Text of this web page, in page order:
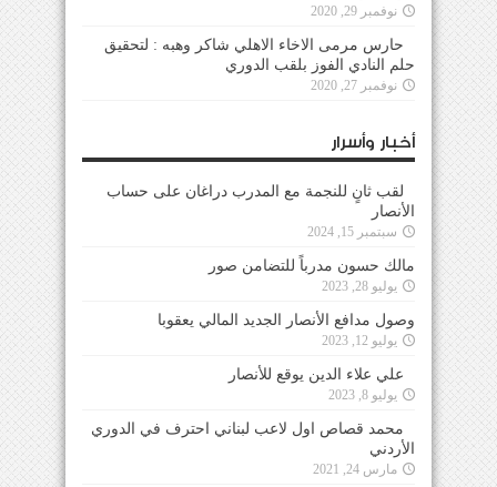
نوفمبر 29, 2020
حارس مرمى الاخاء الاهلي شاكر وهبه : لتحقيق
حلم النادي الفوز بلقب الدوري
نوفمبر 27, 2020
أخبار وأسرار
لقب ثانٍ للنجمة مع المدرب دراغان على حساب
الأنصار
سبتمبر 15, 2024
مالك حسون مدرباً للتضامن صور
يوليو 28, 2023
وصول مدافع الأنصار الجديد المالي يعقوبا
يوليو 12, 2023
علي علاء الدين يوقع للأنصار
يوليو 8, 2023
محمد قصاص اول لاعب لبناني احترف في الدوري
الأردني
مارس 24, 2021